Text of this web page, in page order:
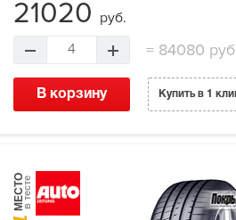
21020 руб.
4 =84080
В корзину Купить в 1
МЕСТОв тесте